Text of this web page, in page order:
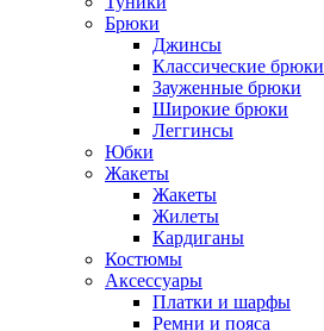
Брюки
Джинсы
Классические брюки
Зауженные брюки
Широкие брюки
Леггинсы
Юбки
Жакеты
Жакеты
Жилеты
Кардиганы
Костюмы
Аксессуары
Платки и шарфы
Ремни и пояса